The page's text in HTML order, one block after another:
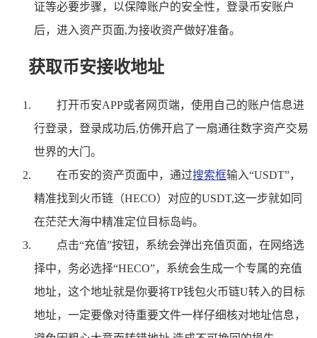
证等必要步骤，以保障账户的安全性，登录币安账户
后，进入资产页面,为接收资产做好准备。
获取币安接收地址
打开币安APP或者网页端，使用自己的账户信息进
行登录，登录成功后,仿佛开启了一扇通往数字资产交易
世界的大门。
在币安的资产页面中，通过搜索框输入“USDT”，
精准找到火币链（HECO）对应的USDT,这一步就如同
在茫茫大海中精准定位目标岛屿。
点击“充值”按钮，系统会弹出充值页面，在网络选
择中，务必选择“HECO”，系统会生成一个专属的充值
地址，这个地址就是你要将TP钱包火币链U转入的目标
地址，一定要像对待重要文件一样仔细核对地址信息，